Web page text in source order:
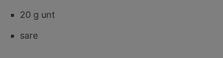
20 g unt
sare